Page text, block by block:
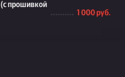
прошивкой
1 000 руб.